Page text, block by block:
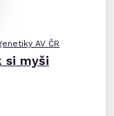
AV ČR
si myši